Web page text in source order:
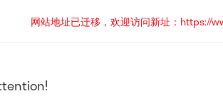
网站地址已迁移，欢迎访问新址：https://